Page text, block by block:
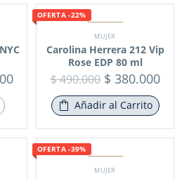
OFERTA -22%
MUJER
Carolina Herrera 212 Vip
Rose EDP 80 ml
$490.000 $ 380.000
Añadir al Carrito
OFERTA -39%
MUJER